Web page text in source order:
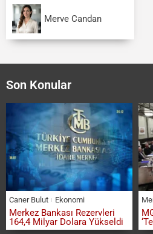
Merve Candan
Son Konular
Caner Bulut Ekonomi
Merkez Bankası Rezervleri
164,4 Milyar Dolara Yükseldi